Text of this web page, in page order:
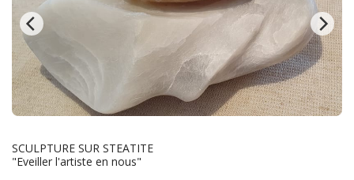
SCULPTURE SUR STEATITE
"Eveiller l'artiste en nous"